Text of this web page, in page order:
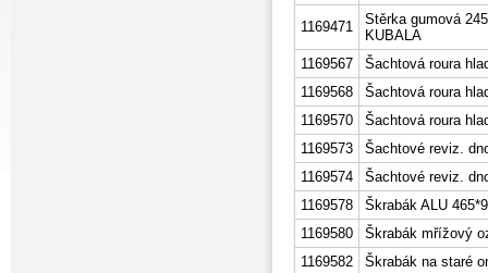
1169471
Stěrka gumová
KUBALA
1169567
Šachtová roura
1169568
Šachtová roura
1169570
Šachtová roura
1169573
Šachtové reviz.
1169574
Šachtové reviz.
1169578
Škrabák ALU
1169580
Škrabák mřížový
1169582
Škrabák na staré